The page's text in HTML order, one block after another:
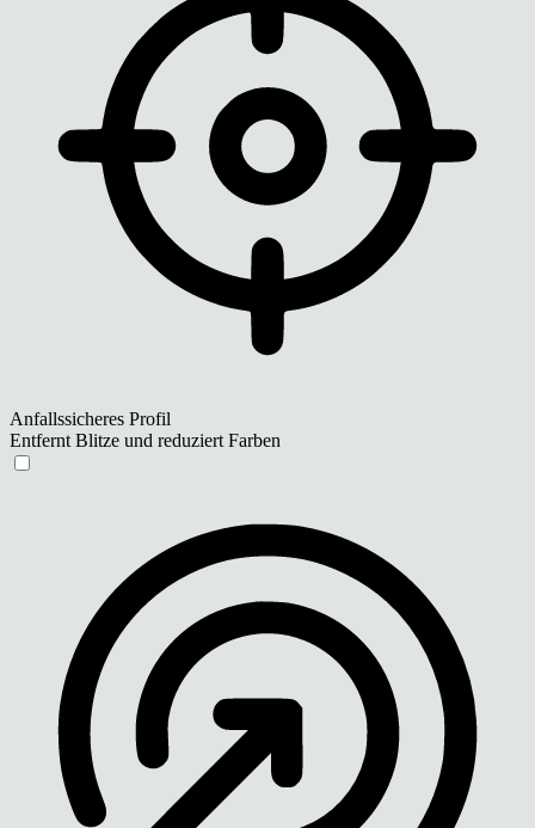
Anfallssicheres Profil
Entfernt Blitze und reduziert Farben